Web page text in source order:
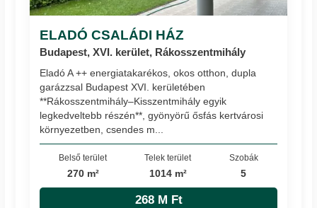
ELADÓ CSALÁDI HÁZ
Budapest, XVI. kerület, Rákosszentmihály
Eladó A ++ energiatakarékos, okos otthon, dupla
garázzsal Budapest XVI. kerületében
**Rákosszentmihály–Kisszentmihály egyik
legkedveltebb részén**, gyönyörű ősfás kertvárosi
környezetben, csendes m...
Belső terület
270 m²
Telek terület
1014 m²
Szobák
5
268 M Ft